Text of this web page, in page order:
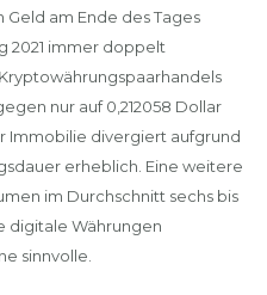
am Ende des Tages
2021 immer doppelt
nur auf 0,212058 Dollar
Immobilie divergiert aufgrund
erheblich. Eine weitere
im Durchschnitt sechs bis
digitale Währungen
sinnvolle.